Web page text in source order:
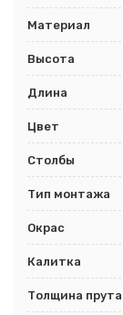
Материал
Высота
Длина
Цвет
Столбы
Тип монтажа
Окрас
Калитка
Толщина прута